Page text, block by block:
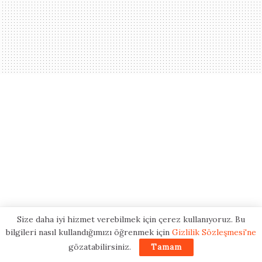
Yaşam koçluğu, bireylerin hayatlarında olumlu
değişiklikler yapmalarına yardımcı olan etkili
bir yöntemdir. Kimler yaşam koçu olabilir
sorusunun cevabı, psikolojik yeterlilik ve
Size daha iyi hizmet verebilmek için çerez kullanıyoruz. Bu
bilgileri nasıl kullandığımızı öğrenmek için Gizlilik Sözleşmesi'ne
gözatabilirsiniz.
Tamam